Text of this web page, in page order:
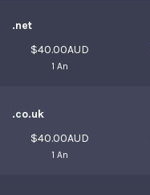
.net
$40.00AUD
1 An
.co.uk
$40.00AUD
1 An